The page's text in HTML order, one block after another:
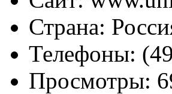
Страна:
Телефоны:
Просмотры: